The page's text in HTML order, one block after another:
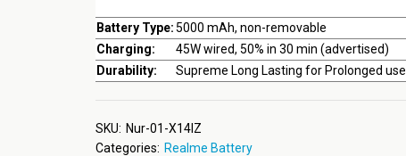
Battery Type:5000 mAh, non-removable
Charging:
45W wired, 50% in 30 min (advertised)
Durability:
Supreme Long Lasting for Prolonged use
SKU: Nur-01-X14IZ
Categories: Realme Battery